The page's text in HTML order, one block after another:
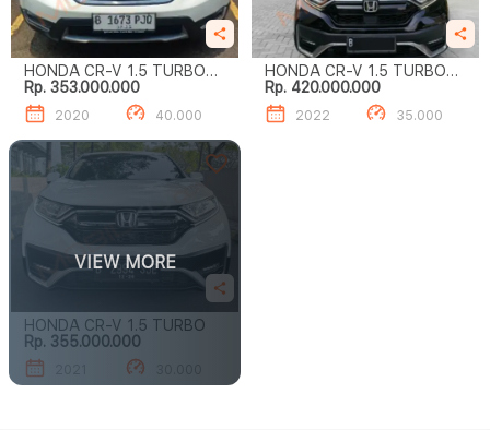
HONDA CR-V 1.5 TURBO
PRESTIGE
Rp. 353.000.000
2020 40.000
HONDA CR-V 1.5 TURBO
PRESTIGE
Rp. 420.000.000
2022 35.000
HONDA CR-V 1.5 TURBO
Rp. 355.000.000
VIEW MORE